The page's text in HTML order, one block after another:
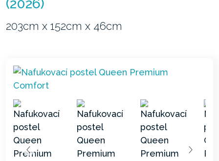
(2026)
203cm x 152cm x 46cm